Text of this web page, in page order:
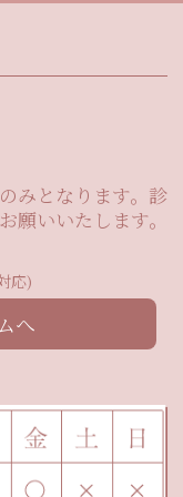
みとなります。診
願いいたします。
応)
へ